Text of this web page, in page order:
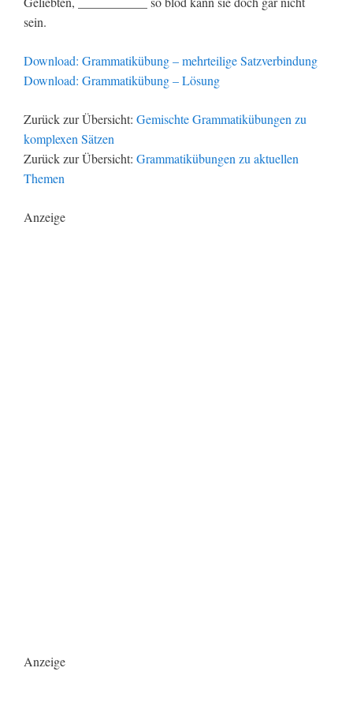
sein.
Download: Grammatikübung – mehrteilige Satzverbindung
Download: Grammatikübung – Lösung
Zurück zur Übersicht: Gemischte Grammatikübungen zu
komplexen Sätzen
Zurück zur Übersicht: Grammatikübungen zu aktuellen
Themen
Anzeige
Anzeige